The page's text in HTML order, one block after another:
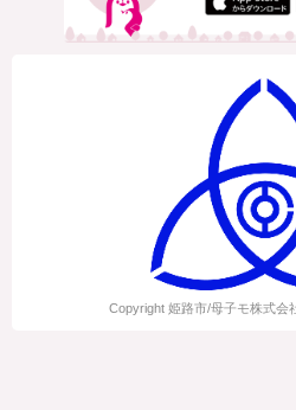
Copyright 姫路市/母子モ株式会